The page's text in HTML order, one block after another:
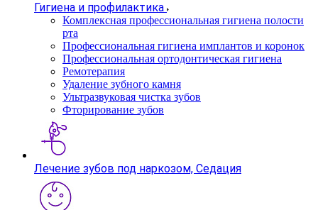
Гигиена и профилактика
Комплексная профессиональная гигиена полости
рта
Профессиональная гигиена имплантов и коронок
Профессиональная ортодонтическая гигиена
Ремотерапия
Удаление зубного камня
Ультразвуковая чистка зубов
Фторирование зубов
Лечение зубов под наркозом, Седация